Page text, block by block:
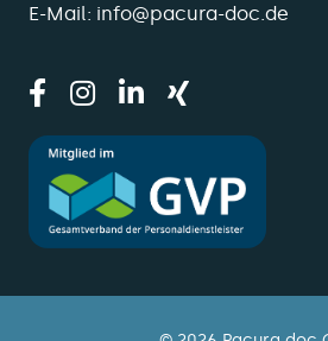
E-Mail: info@pacura-doc.de